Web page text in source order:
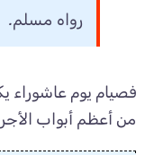
رواه مسلم.
فصيام يوم عاشوراء
من أعظم أبواب